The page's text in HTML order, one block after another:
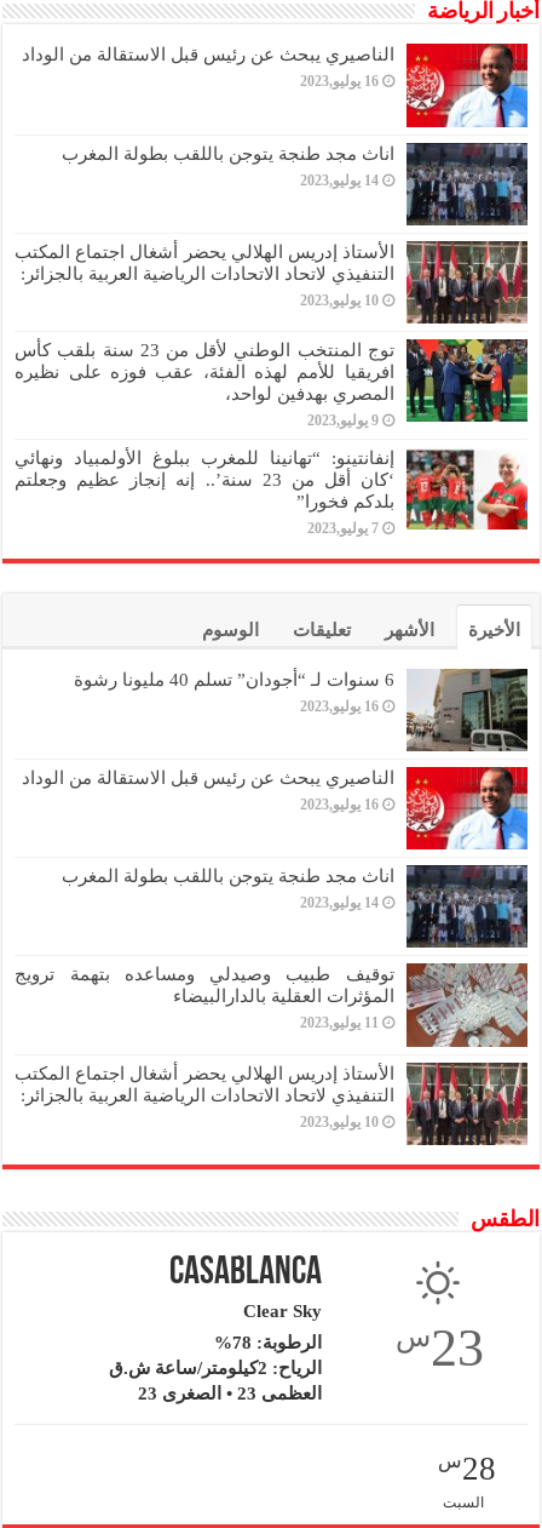
أخبار الرياضة
الناصيري يبحث عن رئيس قبل الاستقالة من الوداد
16 يوليو,2023
اناث مجد طنجة يتوجن باللقب بطولة المغرب
14 يوليو,2023
الأستاذ إدريس الهلالي يحضر أشغال اجتماع المكتب
التنفيذي لاتحاد الاتحادات الرياضية العربية بالجزائر:
10 يوليو,2023
توج المنتخب الوطني لأقل من 23 سنة بلقب كأس
افريقيا للأمم لهذه الفئة، عقب فوزه على نظيره
المصري بهدفين لواحد،
9 يوليو,2023
إنفانتينو: “تهانينا للمغرب ببلوغ الأولمبياد ونهائي
‘كان أقل من 23 سنة’.. إنه إنجاز عظيم وجعلتم
بلدكم فخورا”
7 يوليو,2023
الأخيرة الأشهر تعليقات الوسوم
6 سنوات لـ “أجودان” تسلم 40 مليونا رشوة
16 يوليو,2023
الناصيري يبحث عن رئيس قبل الاستقالة من الوداد
16 يوليو,2023
اناث مجد طنجة يتوجن باللقب بطولة المغرب
14 يوليو,2023
توقيف طبيب وصيدلي ومساعده بتهمة ترويج
المؤثرات العقلية بالدارالبيضاء
11 يوليو,2023
الأستاذ إدريس الهلالي يحضر أشغال اجتماع المكتب
التنفيذي لاتحاد الاتحادات الرياضية العربية بالجزائر:
10 يوليو,2023
الطقس
23س
Casablanca
Clear Sky
الرطوبة: 78%
الرياح: 2كيلومتر/ساعة ش.ق
العظمى 23 • الصغرى 23
28س
السبت